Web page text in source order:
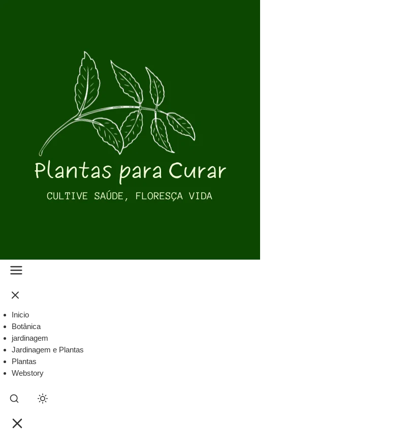
Inicio
Botânica
jardinagem
Jardinagem e Plantas
Plantas
Webstory